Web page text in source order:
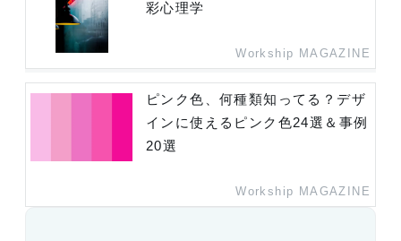
彩心理学
Workship MAGAZINE
ピンク色、何種類知ってる？デザ
インに使えるピンク色24選＆事例
20選
Workship MAGAZINE